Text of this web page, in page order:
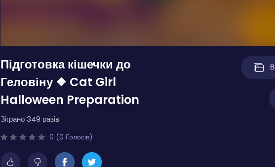
Підготовка кішечки до
Геловіну ❖ Cat Girl
Halloween Preparation
Зіграно 349 разів.
0 (0 Голосів)